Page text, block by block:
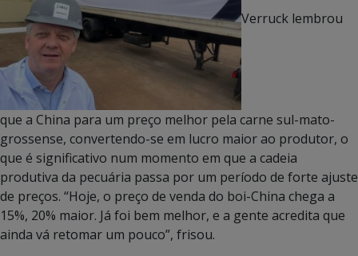
Verruck lembrou
que a China para um preço melhor pela carne sul-mato-
grossense, convertendo-se em lucro maior ao produtor, o
que é significativo num momento em que a cadeia
produtiva da pecuária passa por um período de forte ajuste
de preços. “Hoje, o preço de venda do boi-China chega a
15%, 20% maior. Já foi bem melhor, e a gente acredita que
ainda vá retomar um pouco”, frisou.